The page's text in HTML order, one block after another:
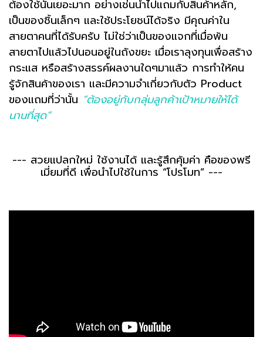
ต้องใช้นั้นเยอะมาก อย่างเช่นนำไปแถมกับสินค้าหลัก,
เป็นของชิ้นเล็กๆ และใช้ประโยชน์ได้จริง มีคุณค่าใน
สายตาคนที่ได้รับครับ ไม่ใช่ว่าเป็นของแจกที่เมื่อพ้น
สายตาไปแล้วไปนอนอยู่ในถังขยะ เมื่อเราลุงทุนเพื่อสร้าง
กระแส หรือสร้างสรรค์ผลงานใดๆมาแล้ว การทำให้คน
รู้จักสินค้าของเรา และมีความจำเกี่ยวกับตัว Product
ของแถมที่ว่านั้น “ต้องอยู่กับกลุ่มลูกค้าเป้าหมายให้ได้
นานที่สุด”
--- สวยแปลกใหม่ ใช้งานได้ และรู้สึกคุ้มค่า คือของพรี
เมี่ยมที่ดี เพื่อนำไปใช้ในการ “โปรโมท” ---